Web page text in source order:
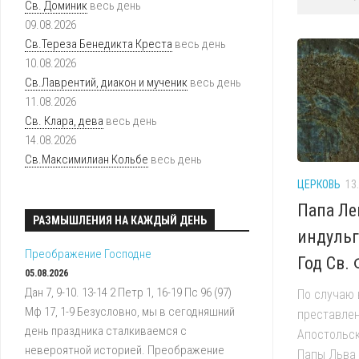
В
ПОДГОТОВКА
ТАИНСТВАМ
ПРИХОДСКИЕ
ГРУППЫ
ИСТОРИЯ
ПРИХОДА
ПРИХОДА
ЦЕРКОВЬ
Папа
Год Св.
По случаю
Папы Льва
Св. Доминик весь день
09.08.2026
Св.Тереза Бенедикта Креста весь день
10.08.2026
Св.Лаврентий, диакон и мученик весь день
11.08.2026
Св. Клара, дева весь день
14.08.2026
Св.Максимилиан Кольбе весь день
РАЗМЫШЛЕНИЯ НА КАЖДЫЙ ДЕНЬ
Преображение Господне
05.08.2026
Дан 7, 9-10. 13-14 2 Петр 1, 16-19 Пс 96 (97)
Мф 17, 1-9 Безусловно, мы в сегодняшний
день праздника сталкиваемся с
невероятной историей. Преображение